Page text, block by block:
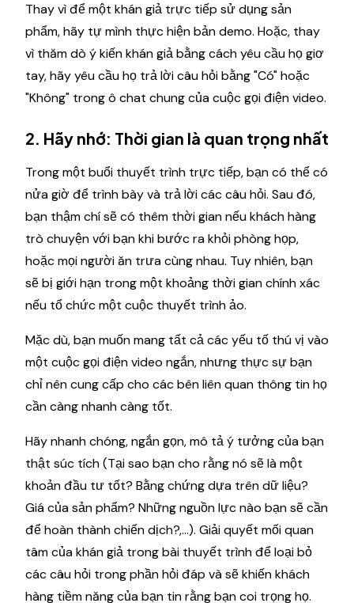
Thay vì để một khán giả trực tiếp sử dụng sản
phẩm, hãy tự mình thực hiện bản demo. Hoặc, thay
vì thăm dò ý kiến ​​khán giả bằng cách yêu cầu họ giơ
tay, hãy yêu cầu họ trả lời câu hỏi bằng "Có" hoặc
"Không" trong ô chat chung của cuộc gọi điện video.
2. Hãy nhớ: Thời gian là quan trọng nhất
Trong một buổi thuyết trình trực tiếp, bạn có thể có
nửa giờ để trình bày và trả lời các câu hỏi. Sau đó,
bạn thậm chí sẽ có thêm thời gian nếu khách hàng
trò chuyện với bạn khi bước ra khỏi phòng họp,
hoặc mọi người ăn trưa cùng nhau. Tuy nhiên, bạn
sẽ bị giới hạn trong một khoảng thời gian chính xác
nếu tổ chức một cuộc thuyết trình ảo.
Mặc dù, bạn muốn mang tất cả các yếu tố thú vị vào
một cuộc gọi điện video ngắn, nhưng thực sự bạn
chỉ nên cung cấp cho các bên liên quan thông tin họ
cần càng nhanh càng tốt.
Hãy nhanh chóng, ngắn gọn, mô tả ý tưởng của bạn
thật súc tích (Tại sao bạn cho rằng nó sẽ là một
khoản đầu tư tốt? Bằng chứng dựa trên dữ liệu?
Giá của sản phẩm? Những nguồn lực nào bạn sẽ cần
để hoàn thành chiến dịch?,...). Giải quyết mối quan
tâm của khán giả trong bài thuyết trình để loại bỏ
các câu hỏi trong phần hỏi đáp và sẽ khiến khách
hàng tiềm năng của bạn tin rằng bạn coi trọng họ.